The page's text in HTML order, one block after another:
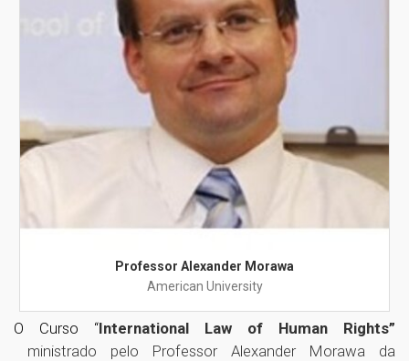
Professor Alexander Morawa
American University
O Curso “International Law of Human Rights”
ministrado pelo Professor Alexander Morawa da